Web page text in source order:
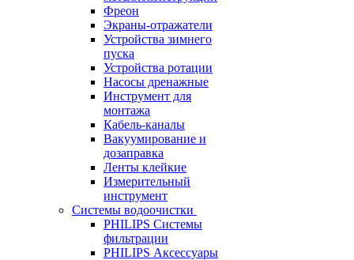
Фреон
Экраны-отражатели
Устройства зимнего
пуска
Устройства ротации
Насосы дренажные
Инструмент для
монтажа
Кабель-каналы
Вакуумирование и
дозаправка
Ленты клейкие
Измерительный
инструмент
Системы водоочистки
PHILIPS Системы
фильтрации
PHILIPS Аксессуары